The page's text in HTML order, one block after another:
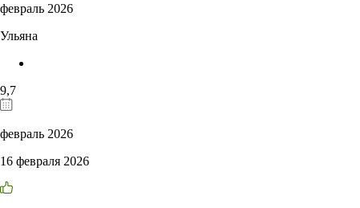
февраль 2026
Ульяна
9,7
февраль 2026
16 февраля 2026